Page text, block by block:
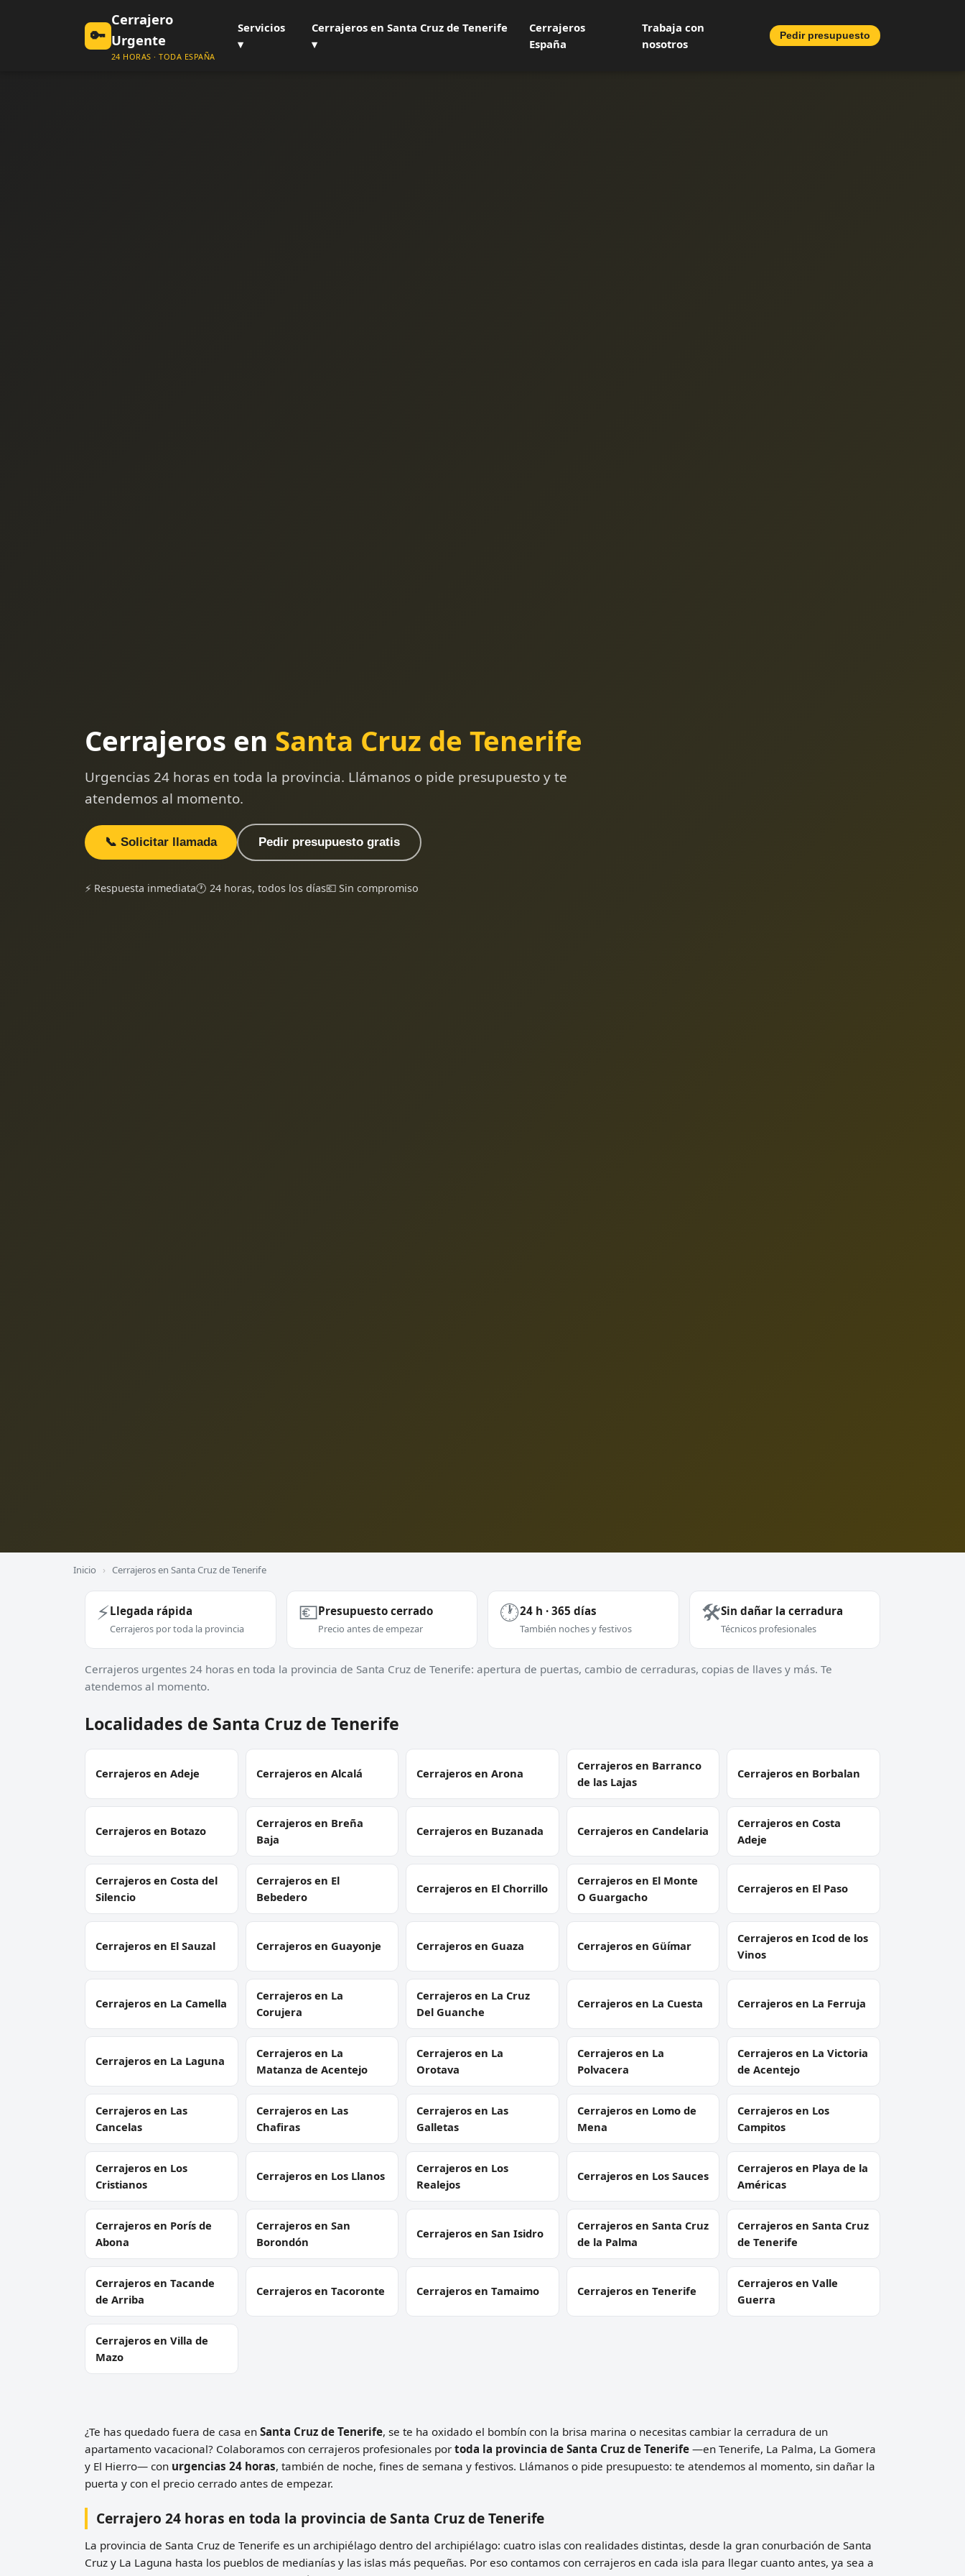
🔑
Cerrajero
Urgente
24 HORAS · TODA ESPAÑA
Servicios
▾
Cerrajeros en Santa Cruz de Tenerife
▾
Cerrajeros
España
Trabaja con
nosotros
Pedir presupuesto
Cerrajeros en Santa Cruz de Tenerife
Urgencias 24 horas en toda la provincia. Llámanos o pide presupuesto y te
atendemos al momento.
📞 Solicitar llamada Pedir presupuesto gratis
⚡ Respuesta inmediata🕐 24 horas, todos los días💶 Sin compromiso
Inicio › Cerrajeros en Santa Cruz de Tenerife
⚡Llegada rápida
Cerrajeros por toda la provincia
💶Presupuesto cerrado
Precio antes de empezar
🕐24 h · 365 días
También noches y festivos
🛠️Sin dañar la cerradura
Técnicos profesionales
Cerrajeros urgentes 24 horas en toda la provincia de Santa Cruz de Tenerife: apertura de puertas, cambio de cerraduras, copias de llaves y más. Te
atendemos al momento.
Localidades de Santa Cruz de Tenerife
Cerrajeros en Adeje Cerrajeros en Alcalá Cerrajeros en Arona
Cerrajeros en Barranco
de las Lajas
Cerrajeros en Borbalan
Cerrajeros en Botazo
Cerrajeros en Breña
Baja
Cerrajeros en Buzanada Cerrajeros en Candelaria
Cerrajeros en Costa
Adeje
Cerrajeros en Costa del
Silencio
Cerrajeros en El
Bebedero
Cerrajeros en El Chorrillo
Cerrajeros en El Monte
O Guargacho
Cerrajeros en El Paso
Cerrajeros en El Sauzal Cerrajeros en Guayonje Cerrajeros en Guaza Cerrajeros en Güímar
Cerrajeros en Icod de los
Vinos
Cerrajeros en La Camella
Cerrajeros en La
Corujera
Cerrajeros en La Cruz
Del Guanche
Cerrajeros en La Cuesta Cerrajeros en La Ferruja
Cerrajeros en La Laguna
Cerrajeros en La
Matanza de Acentejo
Cerrajeros en La
Orotava
Cerrajeros en La
Polvacera
Cerrajeros en La Victoria
de Acentejo
Cerrajeros en Las
Cancelas
Cerrajeros en Las
Chafiras
Cerrajeros en Las
Galletas
Cerrajeros en Lomo de
Mena
Cerrajeros en Los
Campitos
Cerrajeros en Los
Cristianos
Cerrajeros en Los Llanos
Cerrajeros en Los
Realejos
Cerrajeros en Los Sauces
Cerrajeros en Playa de la
Américas
Cerrajeros en Porís de
Abona
Cerrajeros en San
Borondón
Cerrajeros en San Isidro
Cerrajeros en Santa Cruz
de la Palma
Cerrajeros en Santa Cruz
de Tenerife
Cerrajeros en Tacande
de Arriba
Cerrajeros en Tacoronte Cerrajeros en Tamaimo Cerrajeros en Tenerife
Cerrajeros en Valle
Guerra
Cerrajeros en Villa de
Mazo
¿Te has quedado fuera de casa en Santa Cruz de Tenerife, se te ha oxidado el bombín con la brisa marina o necesitas cambiar la cerradura de un
apartamento vacacional? Colaboramos con cerrajeros profesionales por toda la provincia de Santa Cruz de Tenerife —en Tenerife, La Palma, La Gomera
y El Hierro— con urgencias 24 horas, también de noche, fines de semana y festivos. Llámanos o pide presupuesto: te atendemos al momento, sin dañar la
puerta y con el precio cerrado antes de empezar.
Cerrajero 24 horas en toda la provincia de Santa Cruz de Tenerife
La provincia de Santa Cruz de Tenerife es un archipiélago dentro del archipiélago: cuatro islas con realidades distintas, desde la gran conurbación de Santa
Cruz y La Laguna hasta los pueblos de medianías y las islas más pequeñas. Por eso contamos con cerrajeros en cada isla para llegar cuanto antes, ya sea a